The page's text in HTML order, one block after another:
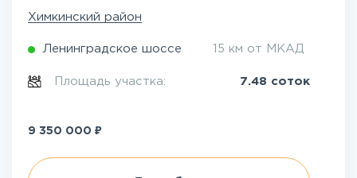
Химкинский район
Ленинградское шоссе 15 км от МКАД
Площадь участка: 7.48 соток
9 350 000 ₽